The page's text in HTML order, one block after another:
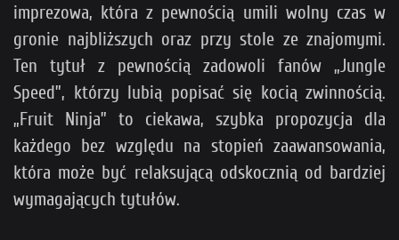
imprezowa, która z pewnością umili wolny czas w
gronie najbliższych oraz przy stole ze znajomymi.
Ten tytuł z pewnością zadowoli fanów „Jungle
Speed”, którzy lubią popisać się kocią zwinnością.
„Fruit Ninja” to ciekawa, szybka propozycja dla
każdego bez względu na stopień zaawansowania,
która może być relaksującą odskocznią od bardziej
wymagających tytułów.